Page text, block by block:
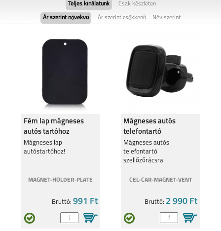
VIVO V40
Teljes kínálatunk Csak készleten
Ár szerint növekvő Ár szerint csökkenő Név szerint
Fém lap mágneses
autós tartóhoz
Mágneses lap
autóstartóhoz!
MAGNET-HOLDER-PLATE
Bruttó: 991 Ft
Mágneses autós
telefontartó
szellőzőrácsra
Mágneses autós
telefontartó
szellőzőrácsra
CEL-CAR-MAGNET-VENT
Bruttó: 2 990 Ft